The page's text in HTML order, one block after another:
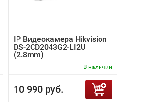
IP Видеокамера Hikvision
DS-2CD2043G2-LI2U
(2.8mm)
В наличии
10 990 руб.